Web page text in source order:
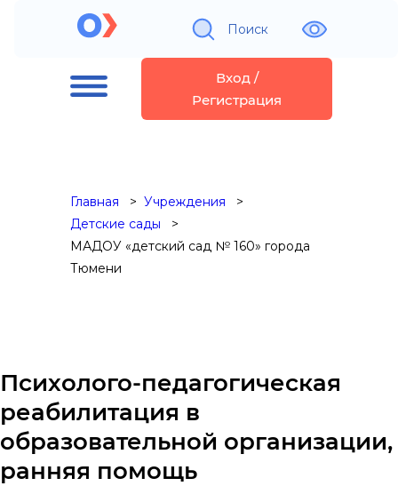
Поиск
Вход /
Регистрация
Главная
Учреждения
Детские сады
МАДОУ «детский сад № 160» города
Тюмени
Психолого-педагогическая
реабилитация в
образовательной организации,
ранняя помощь